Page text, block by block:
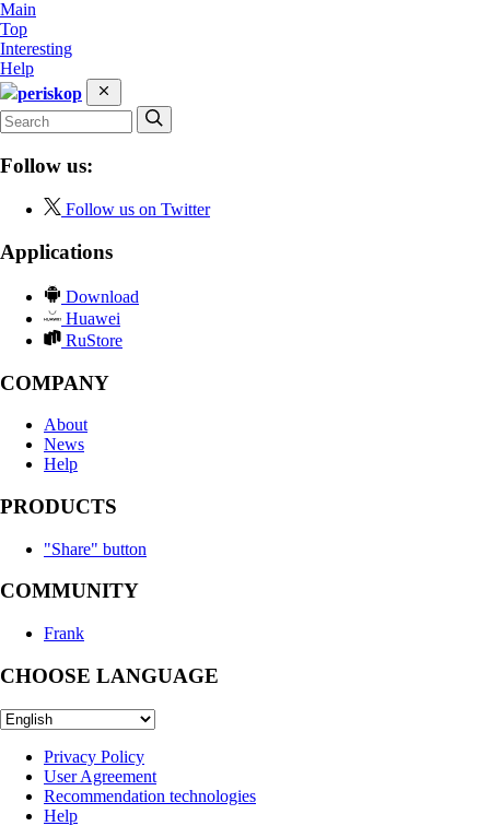
Main
Top
Interesting
Help
periskop
Follow us:
Follow us on Twitter
Applications
Download
Huawei
RuStore
COMPANY
About
News
Help
PRODUCTS
"Share" button
COMMUNITY
Frank
CHOOSE LANGUAGE
Privacy Policy
User Agreement
Recommendation technologies
Help